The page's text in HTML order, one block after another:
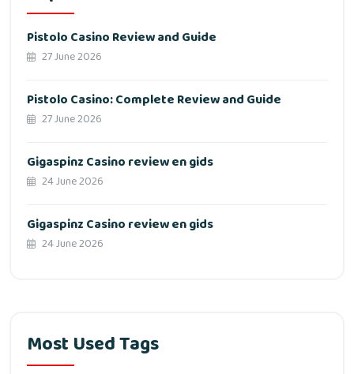
Pistolo Casino Review and Guide
27 June 2026
Pistolo Casino: Complete Review and Guide
27 June 2026
Gigaspinz Casino review en gids
24 June 2026
Gigaspinz Casino review en gids
24 June 2026
Most Used Tags